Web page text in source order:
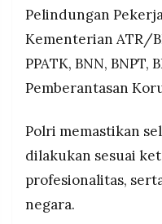
Pelindungan
Kementerian ATR/
PPATK, BNN, BNPT,
Pemberantasan
Polri memastikan
dilakukan sesuai
profesionalitas,
negara.